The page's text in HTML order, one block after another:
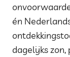
én
dagelijks zon,